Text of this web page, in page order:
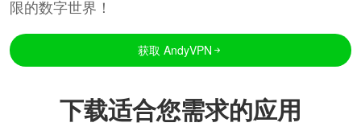
限的数字世界！
获取 AndyVPN
下载适合您需求的应用